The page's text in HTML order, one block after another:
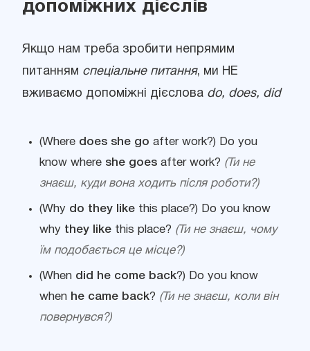
допоміжних дієслів
Якщо нам треба зробити непрямим
питанням спеціальне питання, ми НЕ
вживаємо допоміжні дієслова do, does, did
(Where does she go after work?) Do you
know where she goes after work? (Ти не
знаєш, куди вона ходить після роботи?)
(Why do they like this place?) Do you know
why they like this place? (Ти не знаєш, чому
їм подобається це місце?)
(When did he come back?) Do you know
when he came back? (Ти не знаєш, коли він
повернувся?)